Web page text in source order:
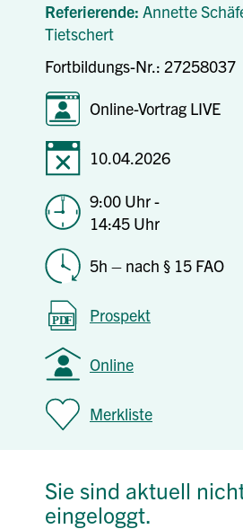
Referierende: Annette
Tietschert
Fortbildungs-Nr.: 27258037
Online-Vortrag LIVE
10.04.2026
9:00 Uhr -
14:45 Uhr
5h – nach § 15 FAO
Prospekt
Online
Merkliste
Sie sind aktuell
eingeloggt.